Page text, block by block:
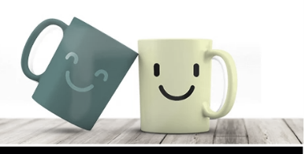
ให้กับประชาชน